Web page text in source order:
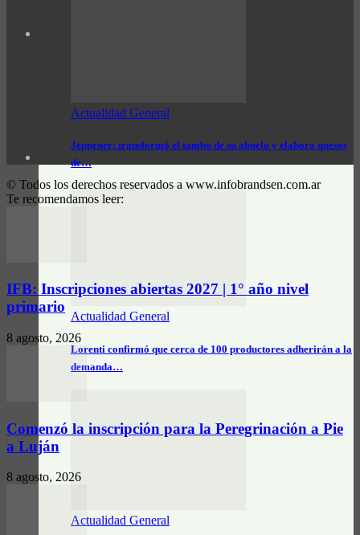
Actualidad General
Jeppener: transformó el tambo de su abuelo y elabora quesos
de…
Actualidad General
Lorenti confirmó que cerca de 100 productores adherirán a la
demanda…
Actualidad General
© Todos los derechos reservados a www.infobrandsen.com.ar
Te recomendamos leer:
IFB: Inscripciones abiertas 2027 | 1° año nivel
primario
8 agosto, 2026
Comenzó la inscripción para la Peregrinación a Pie
a Luján
8 agosto, 2026